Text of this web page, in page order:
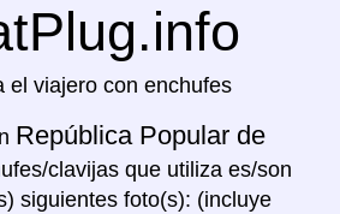
el viajero con enchufes
República Popular de
clavijas que utiliza es/son
siguientes foto(s): (incluye